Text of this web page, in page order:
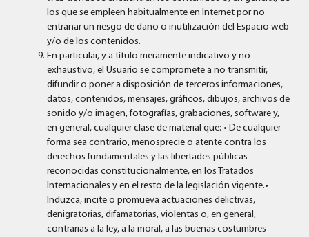
los que se empleen habitualmente en Internet por no
entrañar un riesgo de daño o inutilización del Espacio web
y/o de los contenidos.
En particular, y a título meramente indicativo y no
exhaustivo, el Usuario se compromete a no transmitir,
difundir o poner a disposición de terceros informaciones,
datos, contenidos, mensajes, gráficos, dibujos, archivos de
sonido y/o imagen, fotografías, grabaciones, software y,
en general, cualquier clase de material que: • De cualquier
forma sea contrario, menosprecie o atente contra los
derechos fundamentales y las libertades públicas
reconocidas constitucionalmente, en los Tratados
Internacionales y en el resto de la legislación vigente.•
Induzca, incite o promueva actuaciones delictivas,
denigratorias, difamatorias, violentas o, en general,
contrarias a la ley, a la moral, a las buenas costumbres